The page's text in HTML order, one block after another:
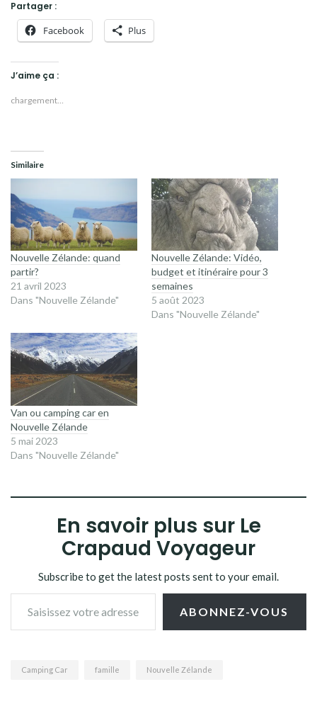
Partager :
Facebook Plus
J’aime ça :
chargement…
Similaire
Nouvelle Zélande: quand
partir?
21 avril 2023
Dans "Nouvelle Zélande"
Nouvelle Zélande: Vidéo,
budget et itinéraire pour 3
semaines
5 août 2023
Dans "Nouvelle Zélande"
Van ou camping car en
Nouvelle Zélande
5 mai 2023
Dans "Nouvelle Zélande"
En savoir plus sur Le
Crapaud Voyageur
Subscribe to get the latest posts sent to your email.
Saisissez votre adresse e-mail…
ABONNEZ-VOUS
Camping Car famille Nouvelle Zélande